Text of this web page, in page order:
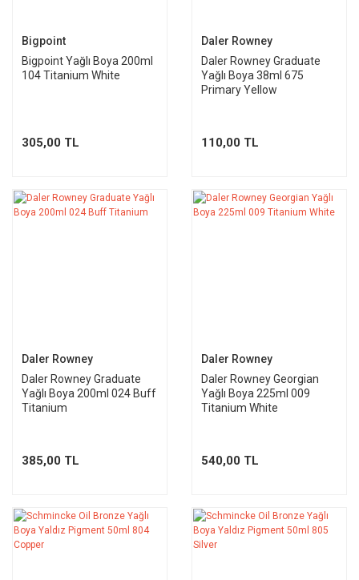
Bigpoint
Bigpoint Yağlı Boya 200ml
104 Titanium White
305,00 TL
Daler Rowney
Daler Rowney Graduate
Yağlı Boya 38ml 675
Primary Yellow
110,00 TL
Daler Rowney
Daler Rowney Graduate
Yağlı Boya 200ml 024 Buff
Titanium
385,00 TL
Daler Rowney
Daler Rowney Georgian
Yağlı Boya 225ml 009
Titanium White
540,00 TL